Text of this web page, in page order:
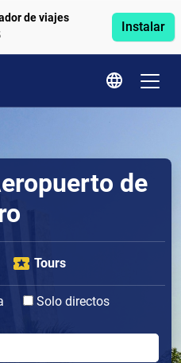
de viajes
Instalar
de
Tours
Solo directos